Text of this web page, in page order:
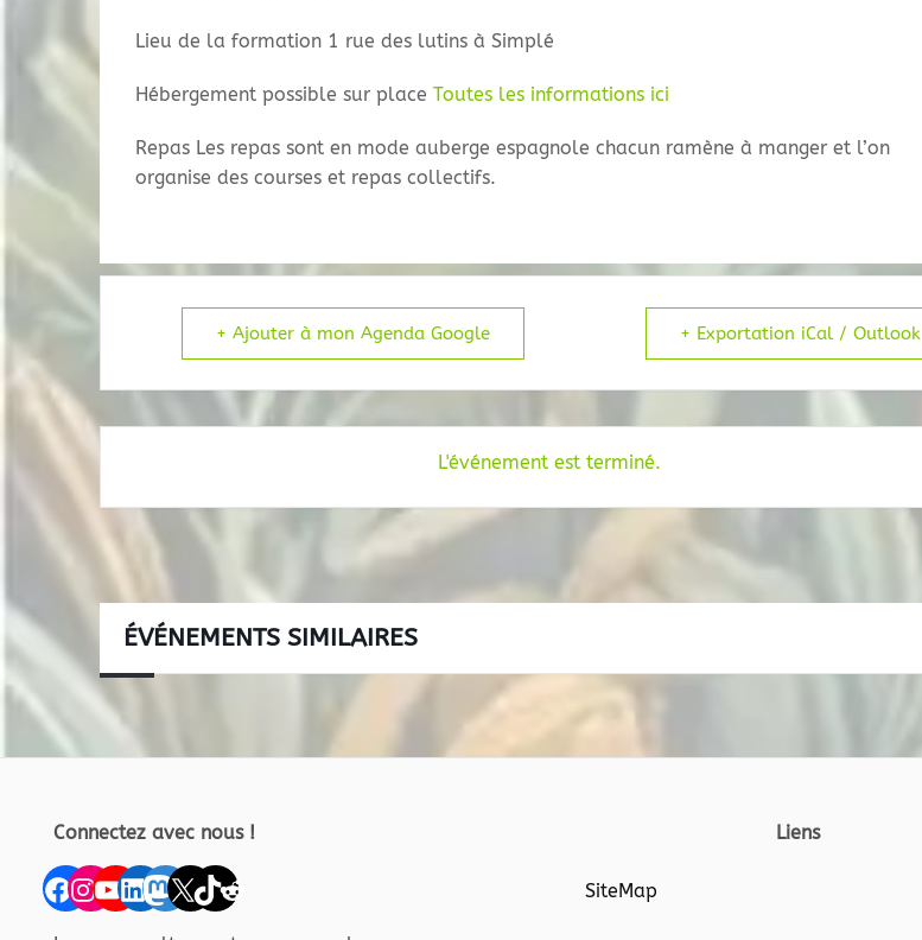
Lieu de la formation 1 rue des lutins à Simplé
Hébergement possible sur place Toutes les informations ici
Repas Les repas sont en mode auberge espagnole chacun ramène à manger et l’on
organise des courses et repas collectifs.
+ Ajouter à mon Agenda Google + Exportation iCal / Outlook
L'événement est terminé.
ÉVÉNEMENTS SIMILAIRES
Connectez avec nous !
Facebook
Instagram
YouTube
LinkedIn
Mastodon
XTikTok
Reddit
Liens
SiteMap